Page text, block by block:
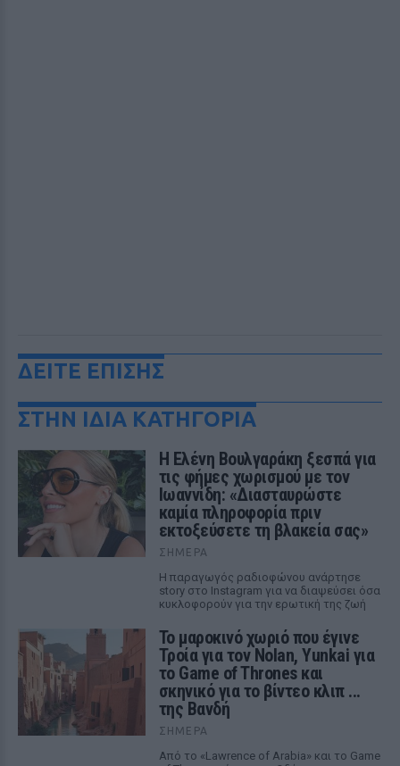
ΔΕΙΤΕ ΕΠΙΣΗΣ
ΣΤΗΝ ΙΔΙΑ ΚΑΤΗΓΟΡΙΑ
Η Ελένη Βουλγαράκη ξεσπά για
τις φήμες χωρισμού με τον
Ιωαννίδη: «Διασταυρώστε
καμία πληροφορία πριν
εκτοξεύσετε τη βλακεία σας»
ΣΉΜΕΡΑ
Η παραγωγός ραδιοφώνου ανάρτησε
story στο Instagram για να διαψεύσει όσα
κυκλοφορούν για την ερωτική της ζωή
Το μαροκινό χωριό που έγινε
Τροία για τον Nolan, Yunkai για
το Game of Thrones και
σκηνικό για το βίντεο κλιπ ...
της Βανδή
ΣΉΜΕΡΑ
Από το «Lawrence of Arabia» και το Game